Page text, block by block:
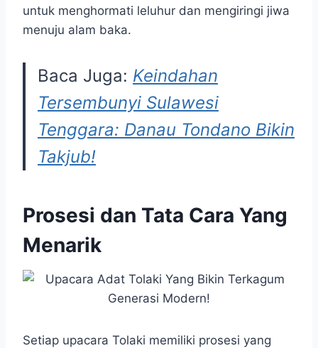
untuk menghormati leluhur dan mengiringi jiwa
menuju alam baka.
Baca Juga: Keindahan
Tersembunyi Sulawesi
Tenggara: Danau Tondano Bikin
Takjub!
Prosesi dan Tata Cara Yang
Menarik
Setiap upacara Tolaki memiliki prosesi yang